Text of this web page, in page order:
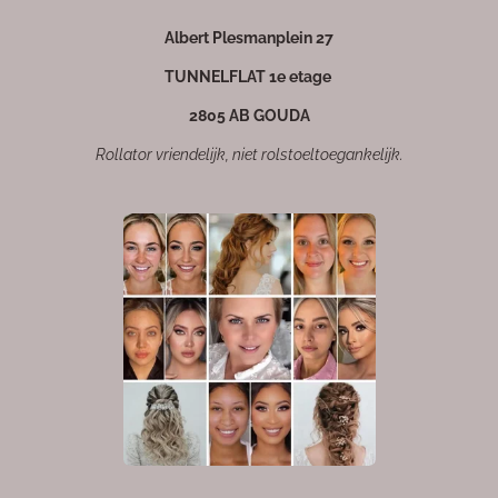
Albert Plesmanplein 27
TUNNELFLAT 1e etage
2805 AB GOUDA
Rollator vriendelijk, niet rolstoeltoegankelijk.